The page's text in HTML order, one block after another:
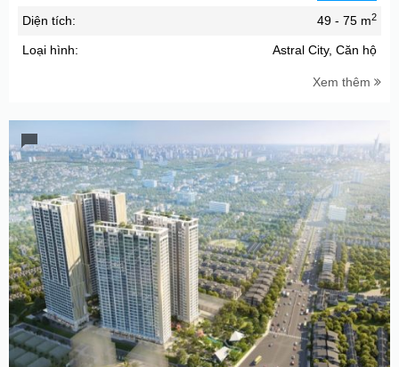
Diện tích: 49 - 75 m2
Loại hình: Astral City, Căn hộ
Xem thêm